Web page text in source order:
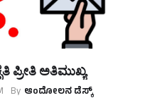
ಪ್ರೀತಿ ಅತಿಮುಖ್ಯ
By ಆಂದೋಲನ ಡೆಸ್ಕ್